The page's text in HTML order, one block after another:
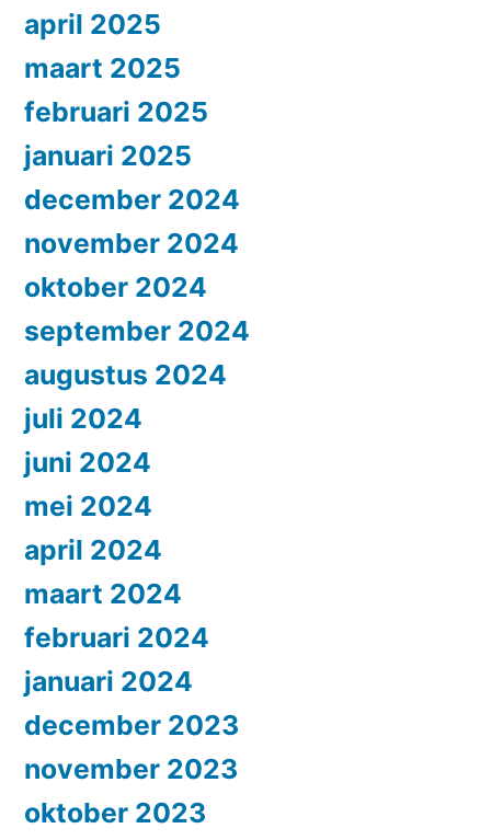
april 2025
maart 2025
februari 2025
januari 2025
december 2024
november 2024
oktober 2024
september 2024
augustus 2024
juli 2024
juni 2024
mei 2024
april 2024
maart 2024
februari 2024
januari 2024
december 2023
november 2023
oktober 2023